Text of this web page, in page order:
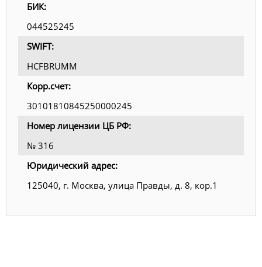
БИК:
044525245
SWIFT:
HCFBRUMM
Корр.счет:
30101810845250000245
Номер лицензии ЦБ РФ:
№ 316
Юридический адрес:
125040, г. Москва, улица Правды, д. 8, кор.1